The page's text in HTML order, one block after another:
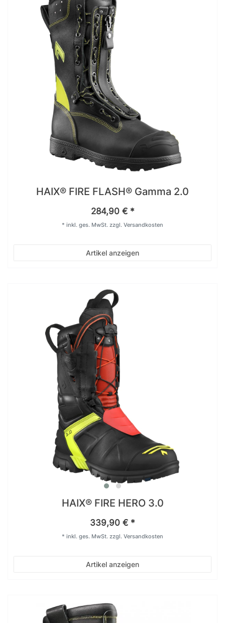
HAIX® FIRE FLASH® Gamma 2.0
284,90 € *
Artikel anzeigen
* inkl. ges. MwSt. zzgl. Versandkosten
HAIX® FIRE HERO 3.0
339,90 € *
Artikel anzeigen
* inkl. ges. MwSt. zzgl. Versandkosten